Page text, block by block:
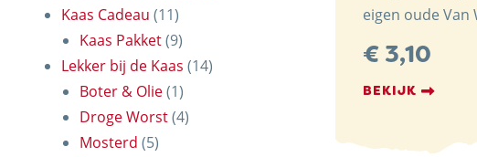
Kaas Cadeau (11)
Kaas Pakket(9)
Lekker bij de Kaas (14)
Boter & Olie(1)
Droge Worst(4)
Mosterd (5)
eigen oude Van
€ 3,10
BEKIJK